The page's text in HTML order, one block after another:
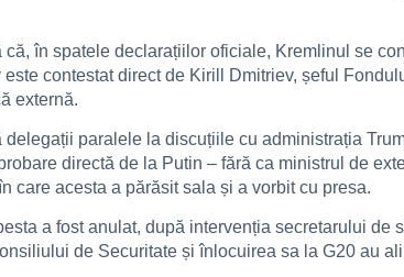
în spatele declarațiilor oficiale, Kremlinul se
contestat direct de Kirill Dmitriev, șeful
externă.
paralele la discuțiile cu administrația
directă de la Putin – fără ca ministrul de
care acesta a părăsit sala și a vorbit cu presa.
a fost anulat, după intervenția secretarului de
de Securitate și înlocuirea sa la G20 au